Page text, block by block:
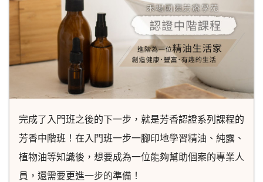
完成了入門班之後的下一步，就是芳香認證系列課程的
芳香中階班！在入門班一步一腳印地學習精油、純露、
植物油等知識後，想要成為一位能夠幫助個案的專業人
員，還需要更進一步的準備！